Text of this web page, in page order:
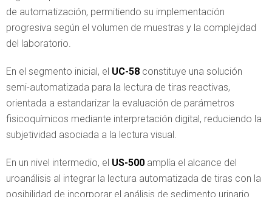
de automatización, permitiendo su implementación
progresiva según el volumen de muestras y la complejidad
del laboratorio.
En el segmento inicial, el UC-58 constituye una solución
semi-automatizada para la lectura de tiras reactivas,
orientada a estandarizar la evaluación de parámetros
fisicoquímicos mediante interpretación digital, reduciendo la
subjetividad asociada a la lectura visual.
En un nivel intermedio, el US-500 amplía el alcance del
uroanálisis al integrar la lectura automatizada de tiras con la
posibilidad de incorporar el análisis de sedimento urinario